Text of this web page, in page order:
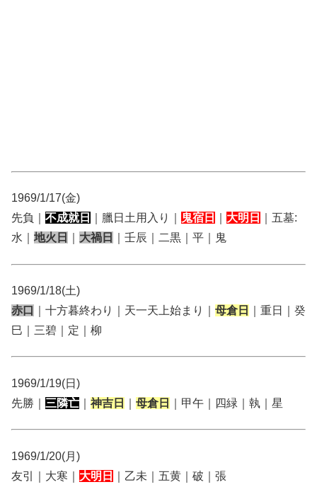
1969/1/17(金)
先負｜ 不成就日 ｜臘日土用入り｜ 鬼宿日 大明日
｜五墓:
水｜ 地火日 大禍日 ｜壬辰｜二黒｜平｜鬼
1969/1/18(土)
赤口
｜十方暮終わり｜天一天上始まり｜ 母倉日
｜重日｜癸
巳｜三碧｜定｜柳
1969/1/19(日)
先勝｜ 三隣亡 神吉日 母倉日 ｜甲午｜四緑｜執｜星
1969/1/20(月)
友引｜大寒｜ 大明日 ｜乙未｜五黄｜破｜張